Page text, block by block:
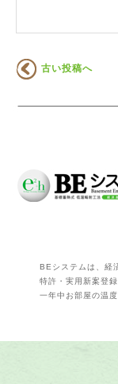
古い投稿へ
BEシステムは、経
特許・実用新案登
一年中お部屋の温